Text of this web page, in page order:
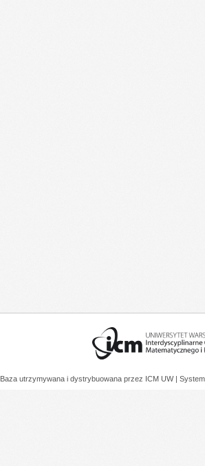
Baza utrzymywana i dystrybuowana przez ICM UW |